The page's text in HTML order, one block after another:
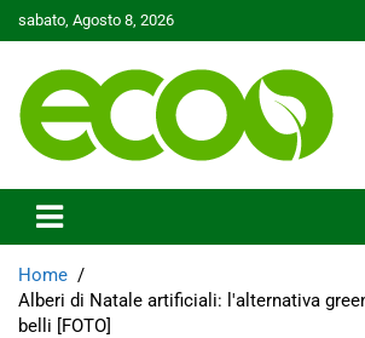
to
sabato, Agosto 8, 2026
Ecoo.it
Home
Alberi di Natale artificiali: l'alternativa
belli [FOTO]